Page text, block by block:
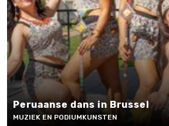
Peruaanse dans in Brussel
MUZIEK EN PODIUMKUNSTEN